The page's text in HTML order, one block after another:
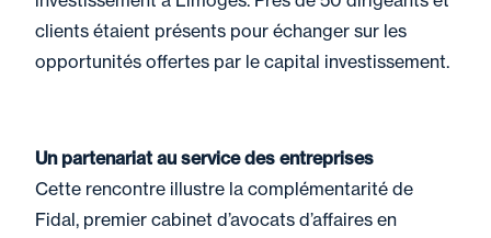
clients étaient présents pour échanger sur les
opportunités offertes par le capital investissement.
Un partenariat au service des entreprises
Cette rencontre illustre la complémentarité de
Fidal, premier cabinet d’avocats d’affaires en